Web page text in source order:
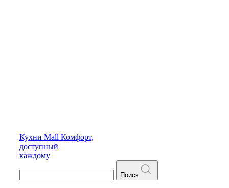
Кухни Mall Комфорт,
доступный
каждому
Поиск